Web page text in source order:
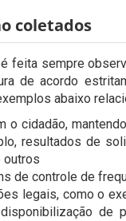
coletados
feita sempre
de acordo
abaixo
o cidadão,
resultados de
outros
de controle de
legais, como o
disponibilização